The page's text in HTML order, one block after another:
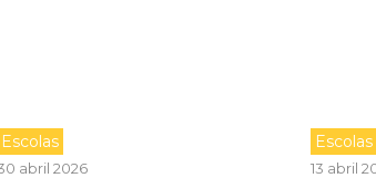
Escolas
abril 2026
Escolas
13 abril